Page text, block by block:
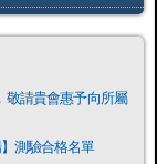
敬請貴會惠予向所屬
測驗合格名單